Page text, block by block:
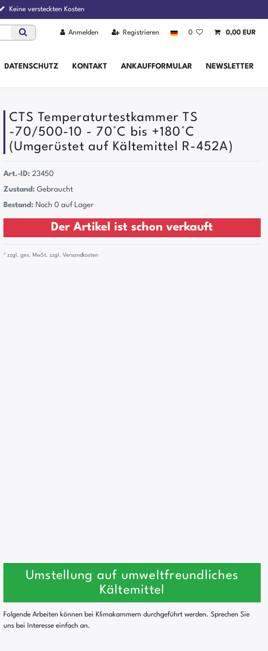
Keine versteckten Kosten
Anmelden Registrieren 0 0,00 EUR
DATENSCHUTZ KONTAKT ANKAUFFORMULAR NEWSLETTER
CTS Temperaturtestkammer TS
-70/500-10 - 70°C bis +180°C
(Umgerüstet auf Kältemittel R-452A)
Art.-ID: 23450
Zustand: Gebraucht
Bestand: Noch 0 auf Lager
Der Artikel ist schon verkauft
* zzgl. ges. MwSt. zzgl. Versandkosten
Umstellung auf umweltfreundliches
Kältemittel
Folgende Arbeiten können bei Klimakammern durchgeführt werden. Sprechen Sie
uns bei Interesse einfach an.